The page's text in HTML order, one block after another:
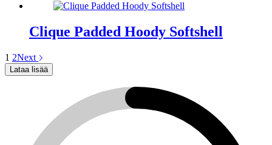
Clique Padded Hoody Softshell
1 2Next
Lataa lisää